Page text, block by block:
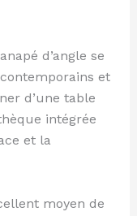
d’angle se
et
d’une table
intégrée
et la
moyen de